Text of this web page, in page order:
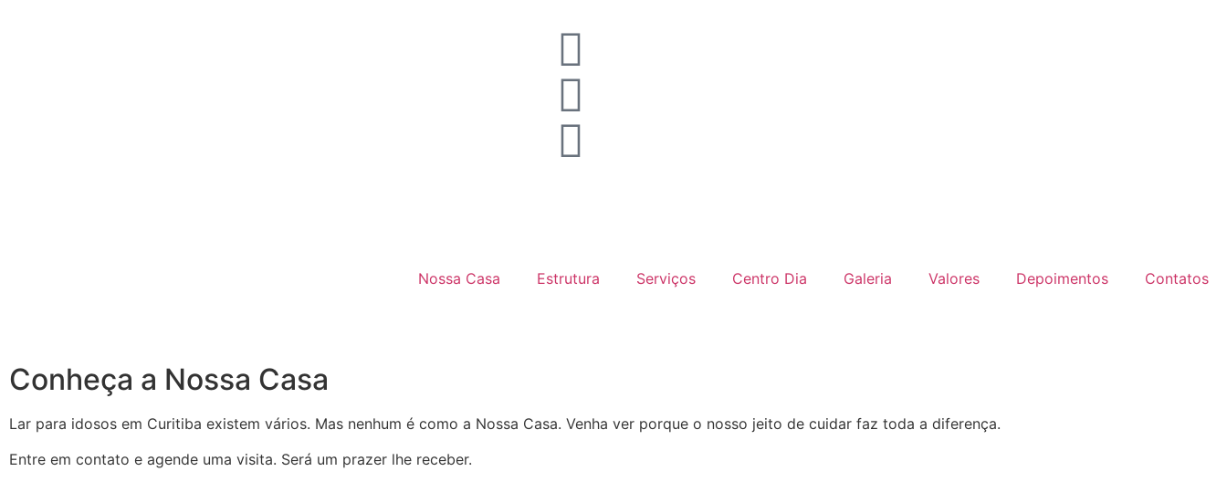
Nossa Casa Estrutura Serviços Centro Dia Galeria Valores Depoimentos Contatos
Conheça a Nossa Casa
Lar para idosos em Curitiba existem vários. Mas nenhum é como a Nossa Casa. Venha ver porque o nosso jeito de cuidar faz toda a diferença.
Entre em contato e agende uma visita. Será um prazer lhe receber.